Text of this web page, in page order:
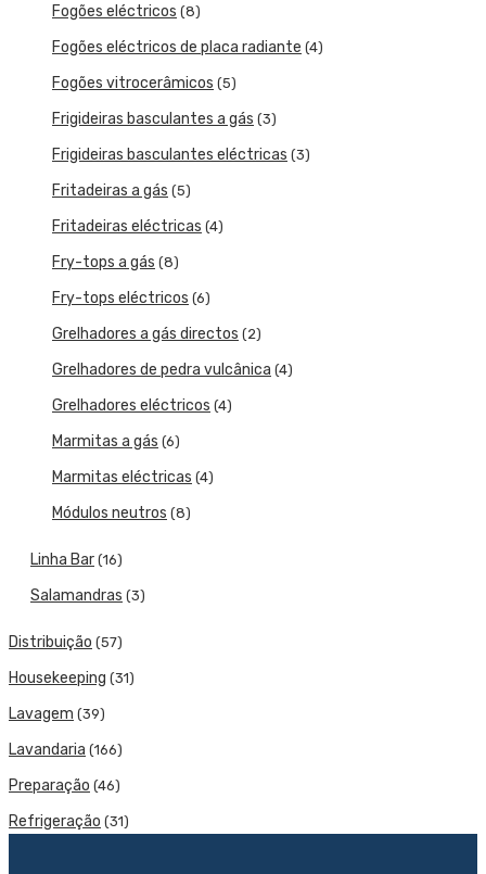
Fogões eléctricos (8)
Fogões eléctricos de placa radiante (4)
Fogões vitrocerâmicos (5)
Frigideiras basculantes a gás (3)
Frigideiras basculantes eléctricas (3)
Fritadeiras a gás (5)
Fritadeiras eléctricas (4)
Fry-tops a gás (8)
Fry-tops eléctricos (6)
Grelhadores a gás directos (2)
Grelhadores de pedra vulcânica (4)
Grelhadores eléctricos (4)
Marmitas a gás (6)
Marmitas eléctricas (4)
Módulos neutros (8)
Linha Bar (16)
Salamandras (3)
Distribuição (57)
Housekeeping (31)
Lavagem (39)
Lavandaria (166)
Preparação (46)
Refrigeração (31)